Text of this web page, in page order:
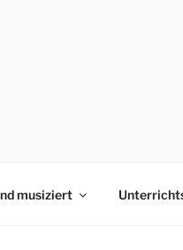
musiziert